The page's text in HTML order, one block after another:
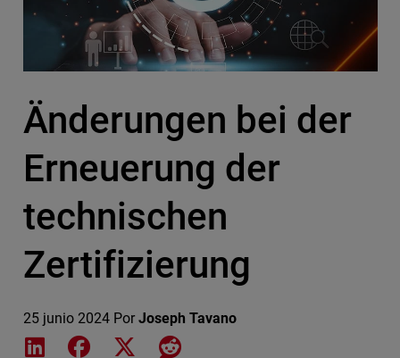
Änderungen bei der
Erneuerung der
technischen
Zertifizierung
25 junio 2024 Por Joseph Tavano
Share on LinkedIn
Share on Facebook
Share on XShare on Reddit